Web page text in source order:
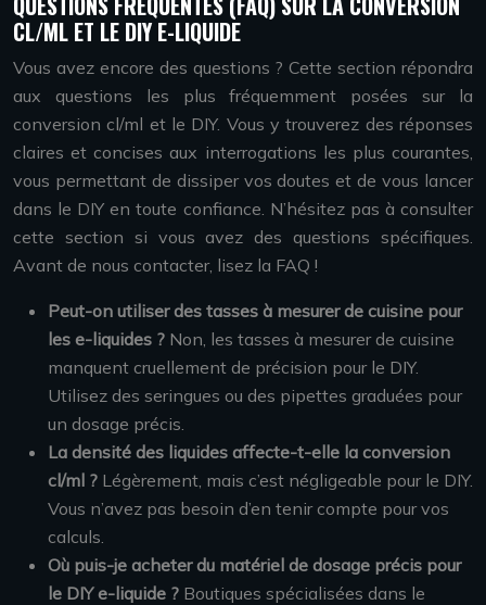
CL/ML ET LE DIY E-LIQUIDE
Vous avez encore des questions ? Cette section répondra
aux questions les plus fréquemment posées sur la
conversion cl/ml et le DIY. Vous y trouverez des réponses
claires et concises aux interrogations les plus courantes,
vous permettant de dissiper vos doutes et de vous lancer
dans le DIY en toute confiance. N’hésitez pas à consulter
cette section si vous avez des questions spécifiques.
Avant de nous contacter, lisez la FAQ !
Peut-on utiliser des tasses à mesurer de cuisine pour
les e-liquides ? Non, les tasses à mesurer de cuisine
manquent cruellement de précision pour le DIY.
Utilisez des seringues ou des pipettes graduées pour
un dosage précis.
La densité des liquides affecte-t-elle la conversion
cl/ml ? Légèrement, mais c’est négligeable pour le DIY.
Vous n’avez pas besoin d’en tenir compte pour vos
calculs.
Où puis-je acheter du matériel de dosage précis pour
le DIY e-liquide ? Boutiques spécialisées dans le